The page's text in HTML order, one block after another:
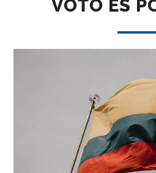
VOTO ES